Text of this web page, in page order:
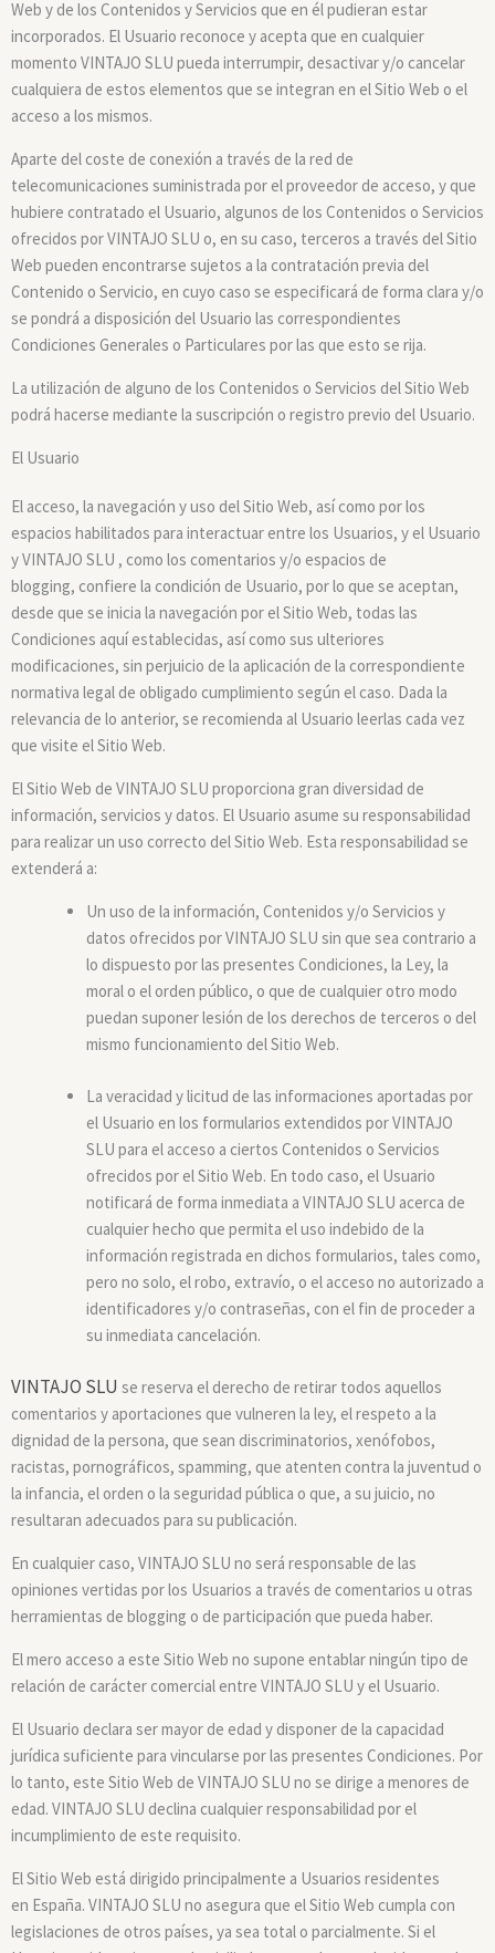
Web y de los Contenidos y Servicios que en él pudieran estar
incorporados. El Usuario reconoce y acepta que en cualquier
momento VINTAJO SLU pueda interrumpir, desactivar y/o cancelar
cualquiera de estos elementos que se integran en el Sitio Web o el
acceso a los mismos.
Aparte del coste de conexión a través de la red de
telecomunicaciones suministrada por el proveedor de acceso, y que
hubiere contratado el Usuario, algunos de los Contenidos o Servicios
ofrecidos por VINTAJO SLU o, en su caso, terceros a través del Sitio
Web pueden encontrarse sujetos a la contratación previa del
Contenido o Servicio, en cuyo caso se especificará de forma clara y/o
se pondrá a disposición del Usuario las correspondientes
Condiciones Generales o Particulares por las que esto se rija.
La utilización de alguno de los Contenidos o Servicios del Sitio Web
podrá hacerse mediante la suscripción o registro previo del Usuario.
El Usuario
El acceso, la navegación y uso del Sitio Web, así como por los
espacios habilitados para interactuar entre los Usuarios, y el Usuario
y VINTAJO SLU , como los comentarios y/o espacios de
blogging, confiere la condición de Usuario, por lo que se aceptan,
desde que se inicia la navegación por el Sitio Web, todas las
Condiciones aquí establecidas, así como sus ulteriores
modificaciones, sin perjuicio de la aplicación de la correspondiente
normativa legal de obligado cumplimiento según el caso. Dada la
relevancia de lo anterior, se recomienda al Usuario leerlas cada vez
que visite el Sitio Web.
El Sitio Web de VINTAJO SLU proporciona gran diversidad de
información, servicios y datos. El Usuario asume su responsabilidad
para realizar un uso correcto del Sitio Web. Esta responsabilidad se
extenderá a:
Un uso de la información, Contenidos y/o Servicios y
datos ofrecidos por VINTAJO SLU sin que sea contrario a
lo dispuesto por las presentes Condiciones, la Ley, la
moral o el orden público, o que de cualquier otro modo
puedan suponer lesión de los derechos de terceros o del
mismo funcionamiento del Sitio Web.
La veracidad y licitud de las informaciones aportadas por
el Usuario en los formularios extendidos por VINTAJO
SLU para el acceso a ciertos Contenidos o Servicios
ofrecidos por el Sitio Web. En todo caso, el Usuario
notificará de forma inmediata a VINTAJO SLU acerca de
cualquier hecho que permita el uso indebido de la
información registrada en dichos formularios, tales como,
pero no solo, el robo, extravío, o el acceso no autorizado a
identificadores y/o contraseñas, con el fin de proceder a
su inmediata cancelación.
VINTAJO SLU se reserva el derecho de retirar todos aquellos
comentarios y aportaciones que vulneren la ley, el respeto a la
dignidad de la persona, que sean discriminatorios, xenófobos,
racistas, pornográficos, spamming, que atenten contra la juventud o
la infancia, el orden o la seguridad pública o que, a su juicio, no
resultaran adecuados para su publicación.
En cualquier caso, VINTAJO SLU no será responsable de las
opiniones vertidas por los Usuarios a través de comentarios u otras
herramientas de blogging o de participación que pueda haber.
El mero acceso a este Sitio Web no supone entablar ningún tipo de
relación de carácter comercial entre VINTAJO SLU y el Usuario.
El Usuario declara ser mayor de edad y disponer de la capacidad
jurídica suficiente para vincularse por las presentes Condiciones. Por
lo tanto, este Sitio Web de VINTAJO SLU no se dirige a menores de
edad. VINTAJO SLU declina cualquier responsabilidad por el
incumplimiento de este requisito.
El Sitio Web está dirigido principalmente a Usuarios residentes
en España. VINTAJO SLU no asegura que el Sitio Web cumpla con
legislaciones de otros países, ya sea total o parcialmente. Si el